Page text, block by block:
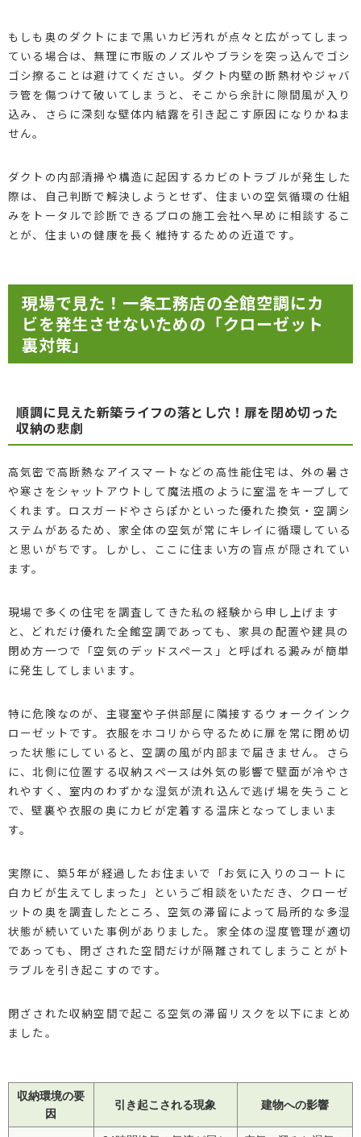
もしも奥のダクトにまで黒いカビ汚れが点々と広がってしまっ
ている場合は、無理に市販のノズルやブラシを突っ込んでゴシ
ゴシ擦ることは避けてください。ダクト内壁の断熱材やジャバ
ラ管を傷つけて破いてしまうと、そこから余計に隙間風が入り
込み、さらに深刻な壁体内結露を引き起こす原因になりかねま
せん。
ダクトの内部清掃や構造に起因するカビのトラブルが発生した
際は、自己判断で解決しようとせず、住まいの空気循環の仕組
みをトータルで診断できるプロの施工会社へ早めに相談するこ
とが、住まいの健康を長く維持するための近道です。
現場で見た！一条工務店の全館空調にカ
ビを発生させないための「クローゼット
裏対策」
順調に見えた新築ライフの落とし穴！扉を閉め切った
収納の悲劇
高気密で高断熱なアイスマートなどの高性能住宅は、外の暑さ
や寒さをシャットアウトして魔法瓶のように室温をキープして
くれます。ロスガードやさらぽかといった優れた換気・空調シ
ステムがあるため、家全体の空気が常にキレイに循環している
と思いがちです。しかし、ここに住まい方の盲点が隠されてい
ます。
現場で多くの住宅を調査してきた私の経験から申し上げます
と、どれだけ優れた全館空調であっても、家具の配置や建具の
閉め方一つで「空気のデッドスペース」と呼ばれる澱みが簡単
に発生してしまいます。
特に危険なのが、主寝室や子供部屋に隣接するウォークインク
ローゼットです。衣服をホコリから守るために扉を常に閉め切
った状態にしていると、空調の風が内部まで届きません。さら
に、北側に位置する収納スペースは外気の影響で壁面が冷やさ
れやすく、室内のわずかな湿気が流れ込んで逃げ場を失うこと
で、壁裏や衣服の奥にカビが定着する温床となってしまいま
す。
実際に、築5年が経過したお住まいで「お気に入りのコートに
白カビが生えてしまった」というご相談をいただき、クローゼ
ットの奥を調査したところ、空気の滞留によって局所的な多湿
状態が続いていた事例がありました。家全体の湿度管理が適切
であっても、閉ざされた空間だけが隔離されてしまうことがト
ラブルを引き起こすのです。
閉ざされた収納空間で起こる空気の滞留リスクを以下にまとめ
ました。
収納環境の要
因
引き起こされる現象 建物への影響